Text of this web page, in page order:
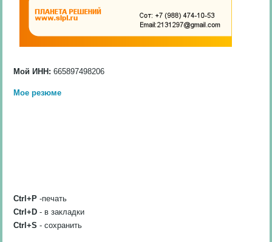
Мой ИНН:665897498206
Мое резюме
Ctrl+P -печать
Ctrl+D - в закладки
Ctrl+S - сохранить